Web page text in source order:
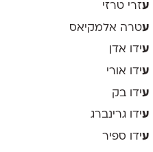
עזרי טרזי
עטרה אלמקיאס
עידו אדן
עידו אורי
עידו בק
עידו גרינברג
עידו ספיר